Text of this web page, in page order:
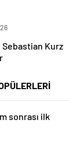
Sebastian Kurz
sonrası ilk